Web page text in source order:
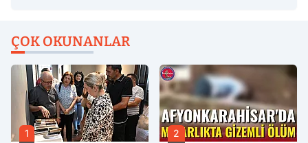
ÇOK OKUNANLAR
1 2